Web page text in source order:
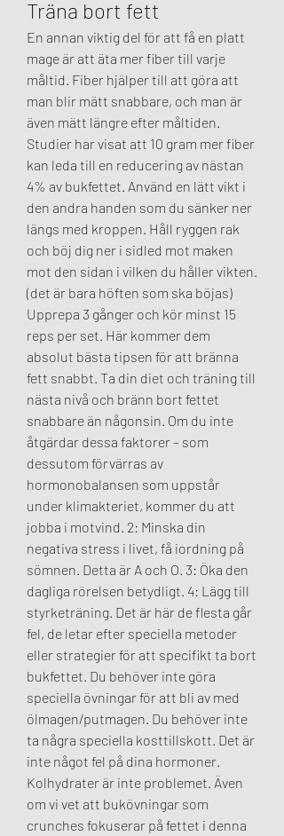
Träna bort fett
En annan viktig del för att få en platt
mage är att äta mer fiber till varje
måltid. Fiber hjälper till att göra att
man blir mätt snabbare, och man är
även mätt längre efter måltiden.
Studier har visat att 10 gram mer fiber
kan leda till en reducering av nästan
4% av bukfettet. Använd en lätt vikt i
den andra handen som du sänker ner
längs med kroppen. Håll ryggen rak
och böj dig ner i sidled mot maken
mot den sidan i vilken du håller vikten.
(det är bara höften som ska böjas)
Upprepa 3 gånger och kör minst 15
reps per set. Här kommer dem
absolut bästa tipsen för att bränna
fett snabbt. Ta din diet och träning till
nästa nivå och bränn bort fettet
snabbare än någonsin. Om du inte
åtgärdar dessa faktorer – som
dessutom förvärras av
hormonobalansen som uppstår
under klimakteriet, kommer du att
jobba i motvind. 2: Minska din
negativa stress i livet, få iordning på
sömnen. Detta är A och O. 3: Öka den
dagliga rörelsen betydligt. 4: Lägg till
styrketräning. Det är här de flesta går
fel, de letar efter speciella metoder
eller strategier för att specifikt ta bort
bukfettet. Du behöver inte göra
speciella övningar för att bli av med
ölmagen/putmagen. Du behöver inte
ta några speciella kosttillskott. Det är
inte något fel på dina hormoner.
Kolhydrater är inte problemet. Även
om vi vet att bukövningar som
crunches fokuserar på fettet i denna